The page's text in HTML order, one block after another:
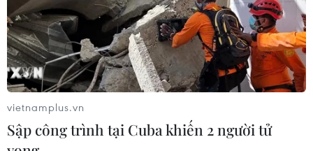
Mỹ dỡ bỏ lệnh trừng phạt đối với
hãng hàng không Iraq
06/08/2026 03:34
Iran và Oman đạt thỏa thuận về
vietnamplus.vn
Sập công trình tại Cuba khiến 2 người tử